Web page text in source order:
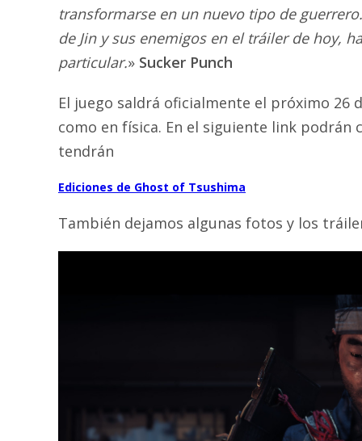
transformarse en un nuevo tipo de
de Jin y sus enemigos en el tráiler de hoy,
particular.» Sucker Punch
El juego saldrá oficialmente el próximo
como en física. En el siguiente link podrán
tendrán
Ediciones de Ghost of Tsushima
También dejamos algunas fotos y los